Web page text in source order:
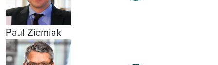
Paul Ziemiak